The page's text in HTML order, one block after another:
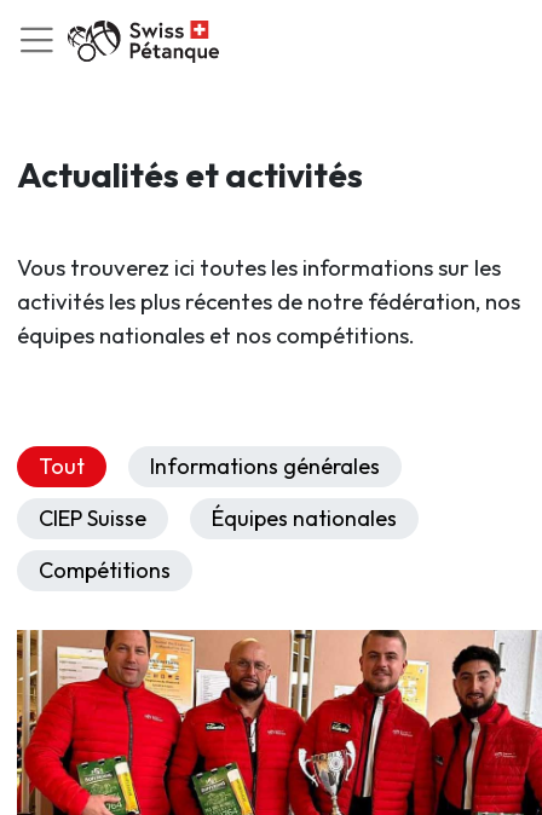
Actualités et activités
Vous trouverez ici toutes les informations sur les
activités les plus récentes de notre fédération, nos
équipes nationales et nos compétitions.
Tout
Informations générales
CIEP Suisse
Équipes nationales
Compétitions